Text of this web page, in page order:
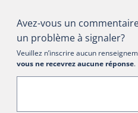
Avez-vous un
un problème à signaler?
Veuillez n’inscrire aucun
vous ne recevrez aucune réponse.